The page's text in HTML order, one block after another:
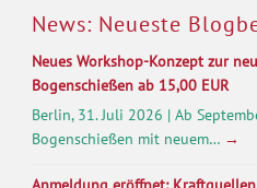
News: Neueste
Neues Workshop-Konzept zur
Bogenschießen ab 15,00 EUR
Berlin, 31. Juli 2026 | Ab
Bogenschießen mit neuem… →